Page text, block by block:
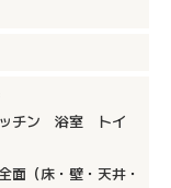
チン 浴室 トイ
（床・壁・天井・